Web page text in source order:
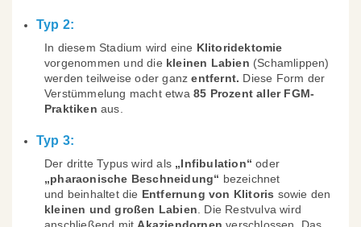
Typ 2:
In diesem Stadium wird eine Klitoridektomie
vorgenommen und die kleinen Labien (Schamlippen)
werden teilweise oder ganzentfernt. Diese Form der
Verstümmelung macht etwa 85 Prozent aller FGM-
Praktiken aus.
Typ 3:
Der dritte Typus wird als „Infibulation“oder
„pharaonische Beschneidung“ bezeichnet
und beinhaltet die Entfernung von Klitoris sowie den
kleinen und großen Labien . Die Restvulva wird